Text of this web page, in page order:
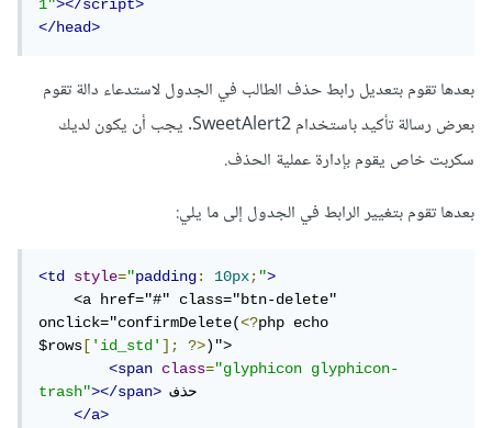
1"></script>
</head>
بعدها تقوم بتعديل رابط حذف الطالب في الجدول لاستدعاء دالة تقوم
بعرض رسالة تأكيد باستخدام SweetAlert2. يجب أن يكون لديك
سكربت خاص يقوم بإدارة عملية الحذف.
بعدها تقوم بتغيير الرابط في الجدول إلى ما يلي:
<td style="padding: 10px;">
<a href="#" class="btn-delete"
onclick="confirmDelete(<?php echo
$rows ['id_std']; ?>)">
<span
class="glyphicon glyphicon-
trash"></span> حذف
</a>